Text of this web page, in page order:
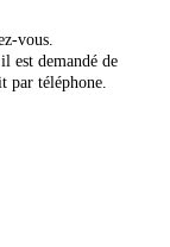
vous.
est demandé de
par téléphone.